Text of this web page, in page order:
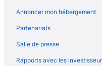
Annoncer mon hébergement
Partenariats
Salle de presse
Rapports avec les